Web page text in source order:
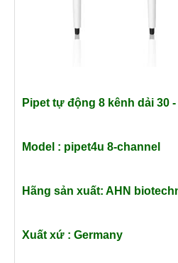
Pipet tự động 8 kênh dải 30 -
Model : pipet4u 8-channel
Hãng sản xuất: AHN
Xuất xứ : Germany